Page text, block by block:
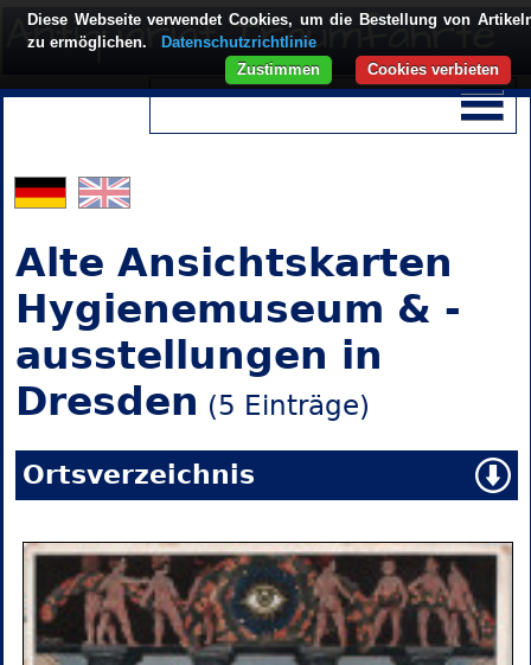
Alte Ansichtskarten
Hygienemuseum & -
ausstellungen in
Dresden (5 Einträge)
Ortsverzeichnis
Diese Webseite verwendet Cookies, um die Bestellung von
zu ermöglichen.
Datenschutzrichtlinie
Cookies verbieten
Zustimmen